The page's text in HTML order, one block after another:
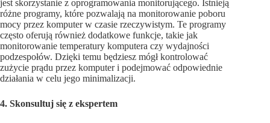
jest skorzystanie z oprogramowania monitorującego. Istnieją
różne programy, które pozwalają na monitorowanie poboru
mocy przez komputer w czasie rzeczywistym. Te programy
często oferują również dodatkowe funkcje, takie jak
monitorowanie temperatury komputera czy wydajności
podzespołów. Dzięki temu będziesz mógł kontrolować
zużycie prądu przez komputer i podejmować odpowiednie
działania w celu jego minimalizacji.
4. Skonsultuj się z ekspertem